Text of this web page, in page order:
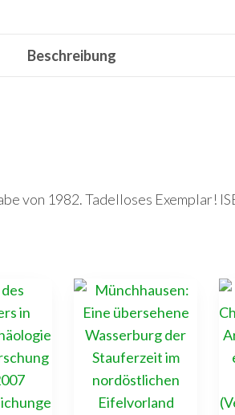
Kulturen
Beschreibung
von 1982. Tadelloses Exemplar!